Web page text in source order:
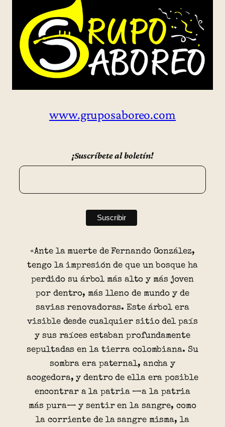
www.gruposaboreo.com
¡Suscríbete al boletín!
«Ante la muerte de Fernando González,
tengo la impresión de que un bosque ha
perdido su árbol más alto y más joven
por dentro, más lleno de mundo y de
savias renovadoras. Este árbol era
visible desde cualquier sitio del país
y sus raíces estaban profundamente
sepultadas en la tierra colombiana. Su
sombra era paternal, ancha y
acogedora, y dentro de ella era posible
encontrar a la patria —a la patria
más pura— y sentir en la sangre, como
la corriente de la sangre misma, la